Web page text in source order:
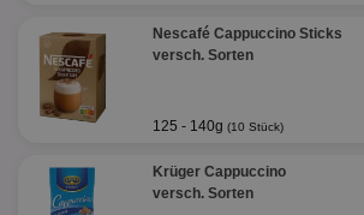
Nescafé Cappuccino Sticks
versch. Sorten
125 - 140g (10 Stück)
Krüger Cappuccino
versch. Sorten